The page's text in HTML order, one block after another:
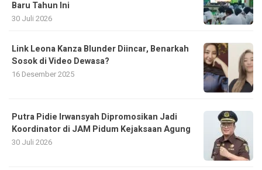
Baru Tahun Ini
30 Juli 2026
Link Leona Kanza Blunder Diincar, Benarkah
Sosok di Video Dewasa?
16 Desember 2025
Putra Pidie Irwansyah Dipromosikan Jadi
Koordinator di JAM Pidum Kejaksaan Agung
30 Juli 2026